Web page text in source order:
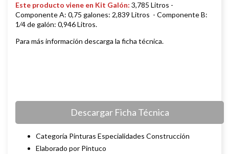
Este producto viene en Kit Galón: 3,785 Litros -
Componente A: 0,75 galones: 2,839 Litros - Componente B:
1⁄4 de galón: 0,946 Litros.
Para más información descarga la ficha técnica.
Descargar Ficha Técnica
Categoría Pinturas Especialidades Construcción
Elaborado por Pintuco